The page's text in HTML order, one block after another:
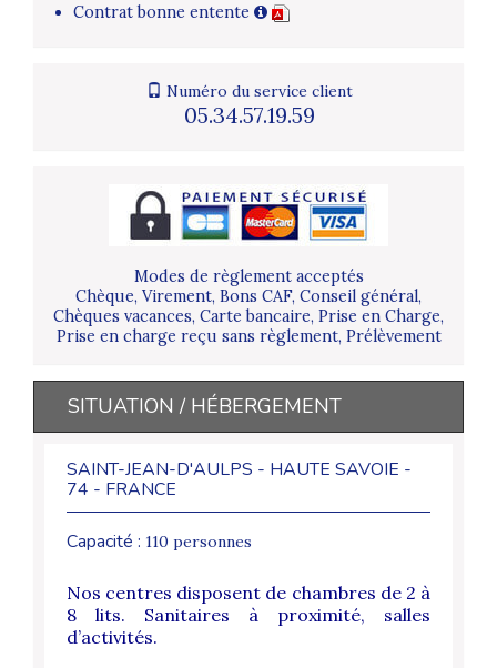
Contrat bonne entente
Numéro du service client
05.34.57.19.59
Modes de règlement acceptés
Chèque, Virement, Bons CAF, Conseil général,
Chèques vacances, Carte bancaire, Prise en Charge,
Prise en charge reçu sans règlement, Prélèvement
SITUATION / HÉBERGEMENT
SAINT-JEAN-D'AULPS - HAUTE SAVOIE -
74 - FRANCE
Capacité : 110 personnes
Nos centres disposent de chambres de 2 à
8 lits. Sanitaires à proximité, salles
d’activités.